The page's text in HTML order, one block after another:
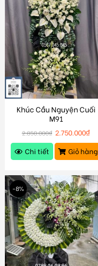
Khúc Cầu Nguyện Cuối
M91
2.850.000₫ 2.750.000₫
Chi tiết
Giỏ hàng
-8%